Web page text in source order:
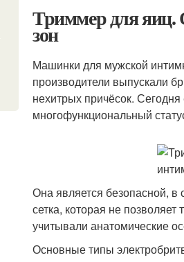
Триммер для яиц.
зон
Машинки для мужской
производители выпускали
нехитрых причёсок.
многофункциональный
Она является безопасной, в
сетка, которая не
учитывали анатомические
Основные типы